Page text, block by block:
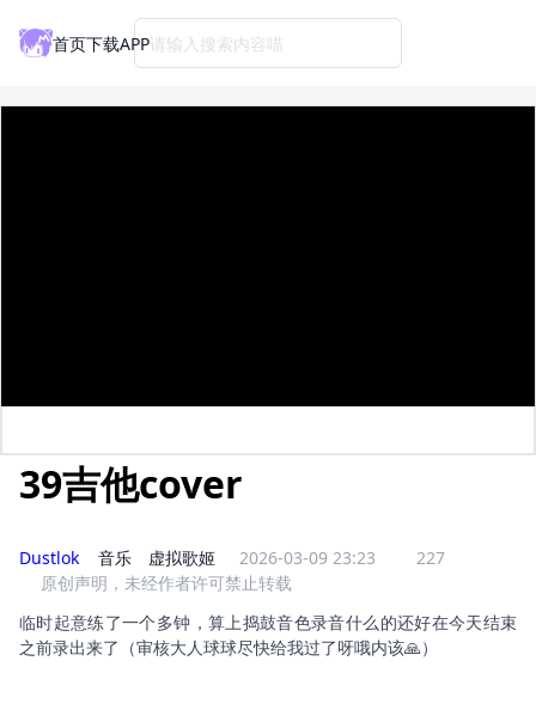
首页下载APP请输入搜索内容喵
39吉他cover
Dustlok 音乐 虚拟歌姬 2026-03-09 23:23
227
原创声明，未经作者许可禁止转载
临时起意练了一个多钟，算上捣鼓音色录音什么的还好在今天结束
之前录出来了（审核大人球球尽快给我过了呀哦内该🙏）